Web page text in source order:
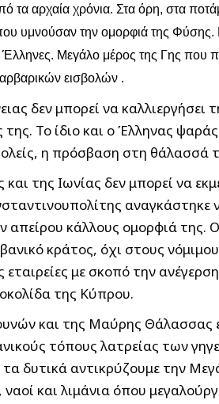
τα αρχαία χρόνια. Στα όρη, στα
υμνούσαν την ομορφιά της
Έλληνες. Μεγάλο μέρος της Γης που
εισβολών .
δεν μπορεί να καλλιεργήσει
της. Το ίδιο και ο Έλληνας
η πρόσβαση στη θάλασσά
της Ιωνίας δεν μπορεί να
αναγκάστηκε
κάλλους ομορφιά της.
κράτος, όχι στους
εταιρείες με σκοπό την
της Κύπρου.
και της Μαύρης Θάλασσας
τόπους λατρείας των
δυτικά αντικρύζουμε την
ναοί και λιμάνια όπου